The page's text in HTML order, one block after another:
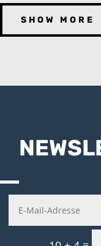
SHOW MORE